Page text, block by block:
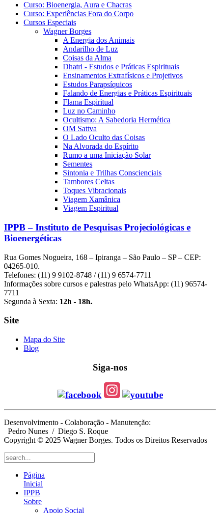
Curso: Bioenergia, Aura e Chacras
Curso: Experiências Fora do Corpo
Cursos Especiais
Wagner Borges
A Energia dos Animais
Andarilho de Luz
Coisas da Alma
Dhatri - Estudos e Práticas Espirituais
Ensinamentos Extrafísicos e Projetivos
Estudos Parapsíquicos
Falando de Energias e Práticas Espirituais
Flama Espiritual
Luz no Caminho
Ocultismo: A Sabedoria Hermética
OM Sattva
O Lado Oculto das Coisas
Na Alvorada do Espírito
Rumo a uma Iniciação Solar
Sementes
Sintonia e Trilhas Conscienciais
Tambores Celtas
Toques Vibracionais
Viagem Xamânica
Viagem Espiritual
IPPB – Instituto de Pesquisas Projeciológicas e
Bioenergéticas
Rua Gomes Nogueira, 168 – Ipiranga – São Paulo – SP – CEP:
04265-010.
Telefones: (11) 9 9102-8748 / (11) 9 6574-7711
Informações sobre cursos e palestras pelo WhatsApp: (11) 96574-
7711
Segunda à Sexta: 12h - 18h.
Site
Mapa do Site
Blog
Siga-nos
Desenvolvimento - Colaboração - Manutenção:
Pedro Nunes / Diego S. Roque
Copyright © 2025 Wagner Borges. Todos os Direitos Reservados
Página
Inicial
IPPB
Sobre
Apoio Social